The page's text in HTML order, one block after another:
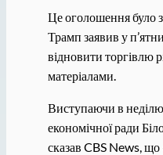
Це оголошення було
Трамп заявив у
відновити торгівлю
матеріалами.
Виступаючи в
економічної ради
сказав CBS News,